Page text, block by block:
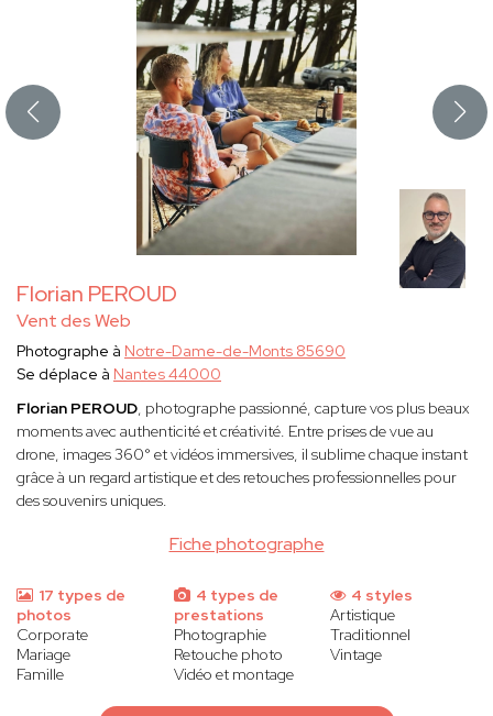
Florian PEROUD
Vent des Web
Fiche photographe
Photographe à Notre-Dame-de-Monts 85690
Se déplace à Nantes 44000
Florian PEROUD, photographe passionné, capture vos plus beaux
moments avec authenticité et créativité. Entre prises de vue au
drone, images 360° et vidéos immersives, il sublime chaque instant
grâce à un regard artistique et des retouches professionnelles pour
des souvenirs uniques.
17 types de
photos
Corporate
Mariage
Famille
4 types de
prestations
Photographie
Retouche photo
Vidéo et montage
4 styles
Artistique
Traditionnel
Vintage